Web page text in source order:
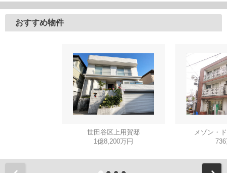
おすすめ物件
世田谷区上用賀邸
1億8,200万円
メゾン・